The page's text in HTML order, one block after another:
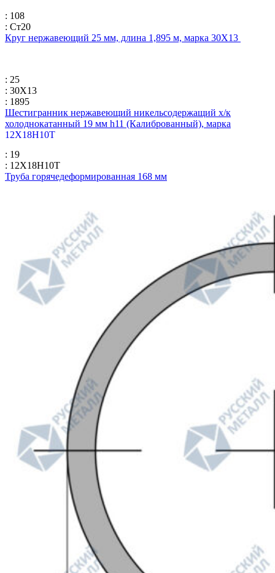
: 108
: Ст20
Круг нержавеющий 25 мм, длина 1,895 м, марка 30Х13
: 25
: 30Х13
: 1895
Шестигранник нержавеющий никельсодержащий х/к
холоднокатанный 19 мм h11 (Калиброванный), марка
12Х18Н10Т
: 19
: 12Х18Н10Т
Труба горячедеформированная 168 мм